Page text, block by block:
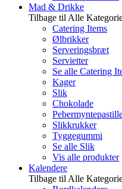
Mad & Drikke
Tilbage til Alle
Catering Items
Ølbrikker
Serveringsbræt
Servietter
Se alle Catering
Kager
Slik
Chokolade
Slikkrukker
Tyggegummi
Se alle Slik
Vis alle produkter
Kalendere
Tilbage til Alle